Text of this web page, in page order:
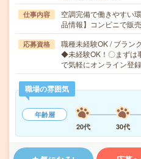
仕事内容
空調完備で働きやすい
品情報】コンビニで販
応募資格
職種未経験OK / ブラン
◆未経験OK！〇まずは
で気軽にオンライン登
職場の雰囲気
年齢層
20代
30代